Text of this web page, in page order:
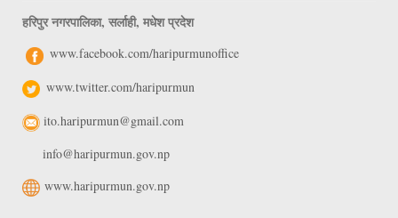
हरिपुर नगरपालिका, सर्लाही, मधेश प्रदेश
www.facebook.com/haripurmunoffice
www.twitter.com/haripurmun
ito.haripurmun@gmail.com
info@haripurmun.gov.np
www.haripurmun.gov.np